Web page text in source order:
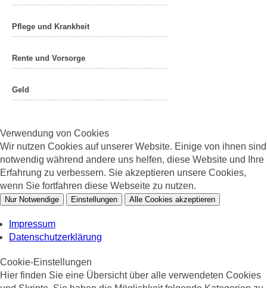
Pflege und Krankheit
Rente und Vorsorge
Geld
Verwendung von Cookies
Wir nutzen Cookies auf unserer Website. Einige von ihnen sind
notwendig während andere uns helfen, diese Website und Ihre
Erfahrung zu verbessern. Sie akzeptieren unsere Cookies,
wenn Sie fortfahren diese Webseite zu nutzen.
Nur Notwendige Einstellungen Alle Cookies akzeptieren
Impressum
Datenschutzerklärung
Cookie-Einstellungen
Hier finden Sie eine Übersicht über alle verwendeten Cookies